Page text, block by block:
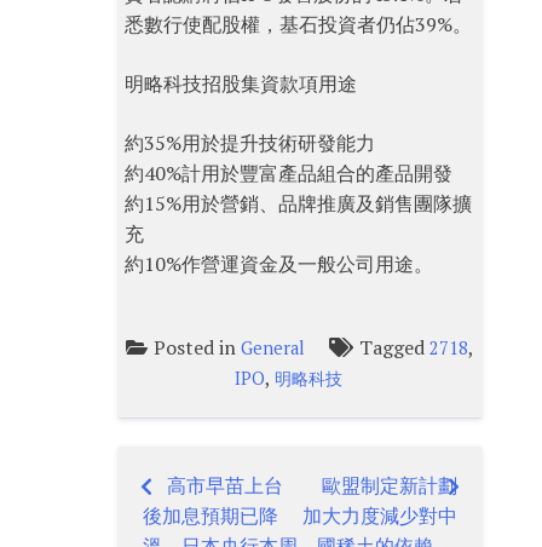
悉數行使配股權，基石投資者仍佔39%。
明略科技招股集資款項用途
約35%用於提升技術研發能力
約40%計用於豐富產品組合的產品開發
約15%用於營銷、品牌推廣及銷售團隊擴
充
約10%作營運資金及一般公司用途。
Posted inGeneral Tagged2718,
IPO, 明略科技
Post
高市早苗上台
後加息預期已降
歐盟制定新計劃
加大力度減少對中